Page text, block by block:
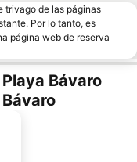
trivago de las páginas
Por lo tanto, es
página web de reserva
Bávaro